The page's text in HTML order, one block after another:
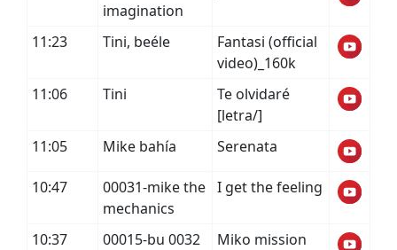
imagination
11:23 Tini, beéle
Fantasi (official
video)_160k
11:06
Tini
Te olvidaré
[letra/]
11:05
Mike bahía Serenata
10:47
00031-mike the
mechanics
I get the feeling
10:37
00015-bu 0032
Miko mission